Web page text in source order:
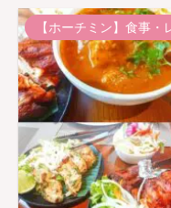
【ホーチミン】食事・